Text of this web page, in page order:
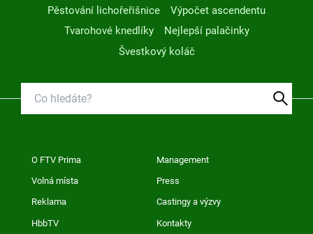
Pěstování lichořeřišnice
Výpočet ascendentu
Tvarohové knedlíky
Nejlepší palačinky
Švestkový koláč
O FTV Prima Management
Volná místa Press
Reklama Castingy a výzvy
HbbTV Kontakty